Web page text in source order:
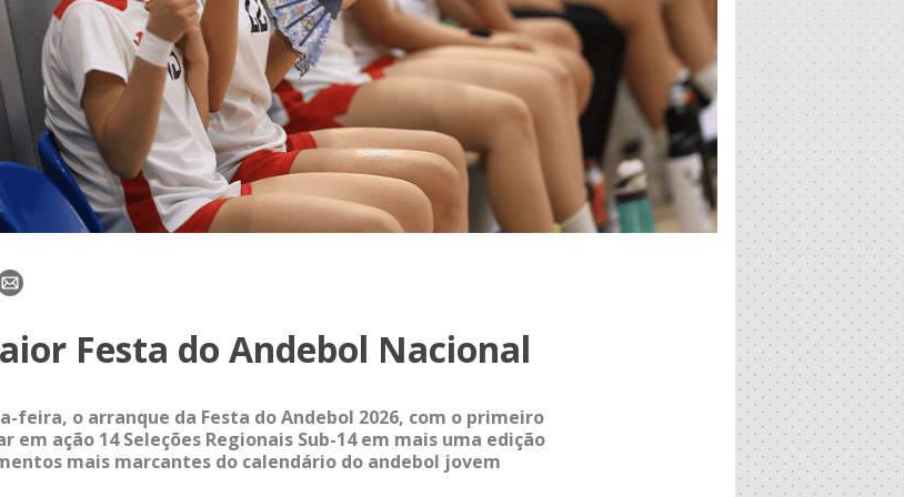
Festa do Andebol Nacional
feira, o arranque da Festa do Andebol 2026, com o primeiro
em ação 14 Seleções Regionais Sub-14 em mais uma edição
mais marcantes do calendário do andebol jovem